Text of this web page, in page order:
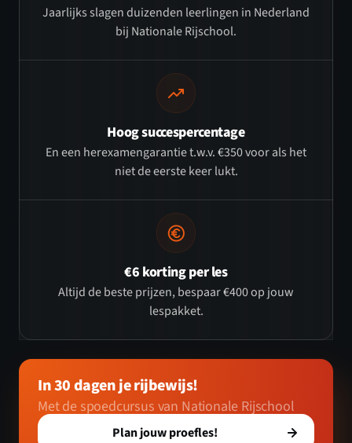
Jaarlijks slagen duizenden leerlingen in Nederland
bij Nationale Rijschool.
Hoog succespercentage
En een herexamengarantie t.w.v. €350 voor als het
niet de eerste keer lukt.
€6 korting per les
Altijd de beste prijzen, bespaar €400 op jouw
lespakket.
In 30 dagen je rijbewijs!
Met de spoedcursus van Nationale Rijschool
Plan jouw proefles!